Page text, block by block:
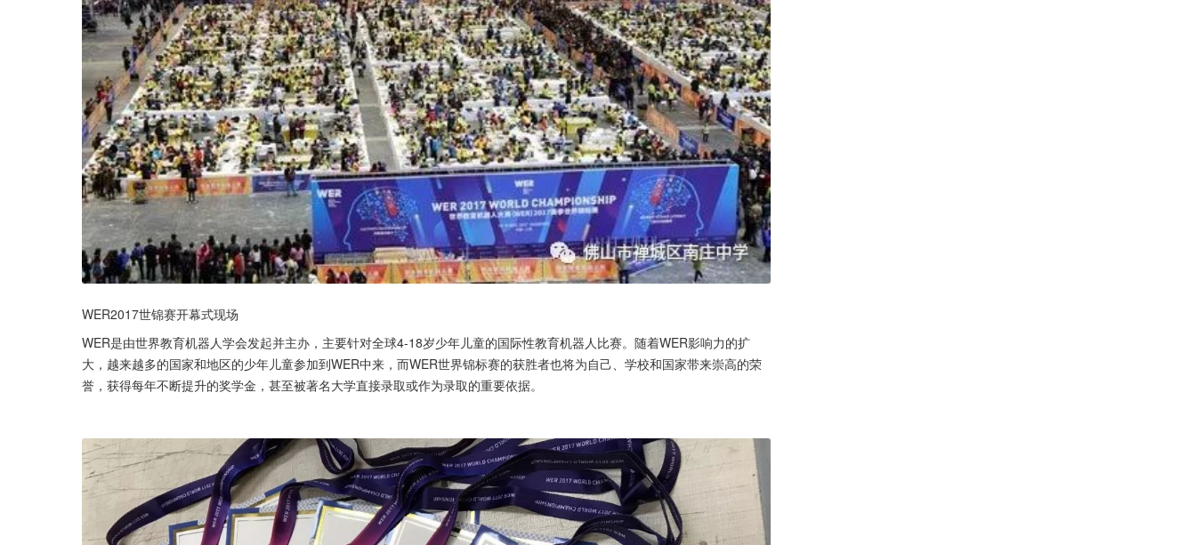
WER2017世锦赛开幕式现场
WER是由世界教育机器人学会发起并主办，主要针对全球4-18岁少年儿童的国际性教育机器人比赛。随着WER影响力的扩
大，越来越多的国家和地区的少年儿童参加到WER中来，而WER世界锦标赛的获胜者也将为自己、学校和国家带来崇高的荣
誉，获得每年不断提升的奖学金，甚至被著名大学直接录取或作为录取的重要依据。